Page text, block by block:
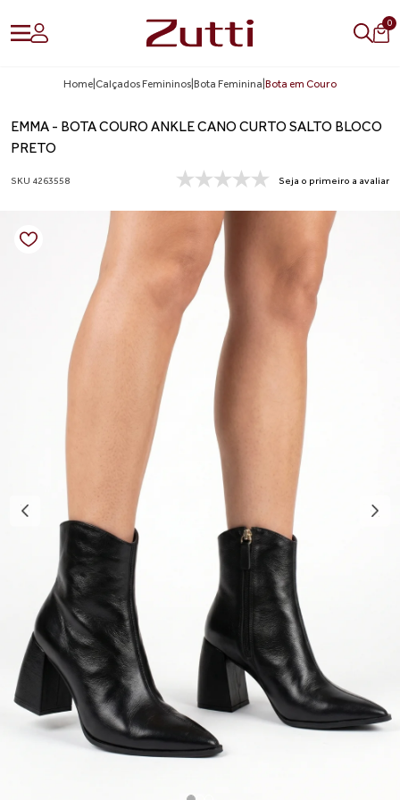
0
Home Calçados Femininos Bota Feminina Bota em Couro
EMMA - BOTA COURO ANKLE CANO CURTO SALTO BLOCO
PRETO
SKU 4263558 Seja o primeiro a avaliar